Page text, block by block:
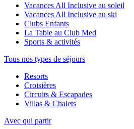
Vacances All Inclusive au soleil
Vacances All Inclusive au ski
Clubs Enfants
La Table au Club Med
Sports & activités
Tous nos types de séjours
Resorts
Croisières
Circuits & Escapades
Villas & Chalets
Avec qui partir